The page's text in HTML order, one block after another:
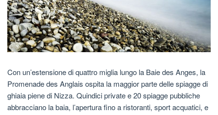
Con un’estensione di quattro miglia lungo la Baie des Anges, la
Promenade des Anglais ospita la maggior parte delle spiagge di
ghiaia piene di Nizza. Quindici private e 20 spiagge pubbliche
abbracciano la baia, l’apertura fino a ristoranti, sport acquatici, e